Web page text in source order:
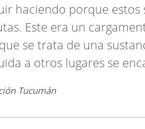
haciendo porque
Este era un
se trata de una
a otros lugares se
Tucumán